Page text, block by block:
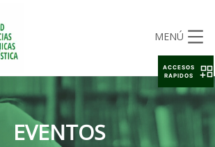
MENÚ
EVENTOS
ACCESOS
RAPIDOS